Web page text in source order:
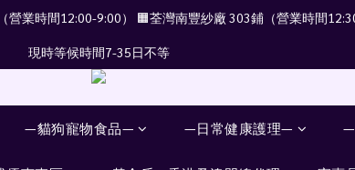
業時間12:00-9:00） 🟧荃灣南豐紗廠 303鋪（營業時間
現時等候時間7-35日不等
—貓狗寵物食品— —日常健康護理— —